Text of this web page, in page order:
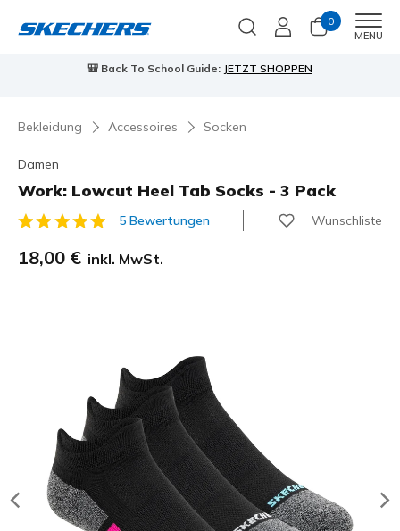
0
MENU
90 Tage kostenlose RückgabeJetzt anmelden
Bekleidung Accessoires Socken
Damen
Work: Lowcut Heel Tab Socks - 3 Pack
5 von 5 Kundenbewertungen
5 Bewertungen Wunschliste
18,00 € inkl. MwSt.